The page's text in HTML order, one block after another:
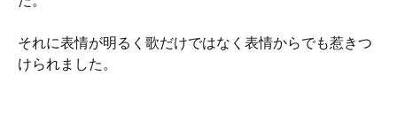
それに表情が明るく歌だけではなく表情からでも惹きつ
けられました。